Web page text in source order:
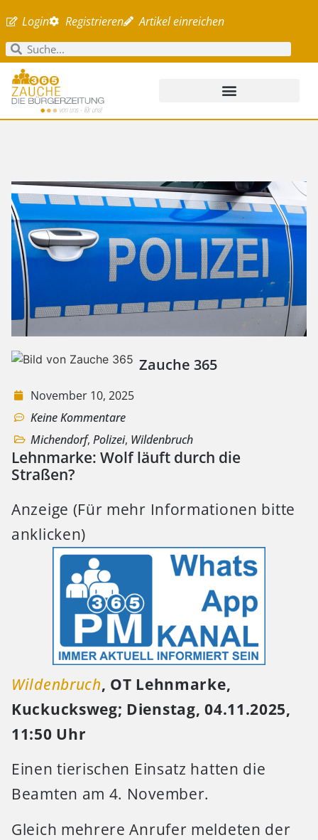
Login Registrieren Artikel einreichen
Zauche 365
November 10, 2025
Keine Kommentare
Michendorf, Polizei, Wildenbruch
Lehnmarke: Wolf läuft durch die
Straßen?
Anzeige (Für mehr Informationen bitte
anklicken)
Wildenbruch, OT Lehnmarke,
Kuckucksweg; Dienstag, 04.11.2025,
11:50 Uhr
Einen tierischen Einsatz hatten die
Beamten am 4. November.
Gleich mehrere Anrufer meldeten der